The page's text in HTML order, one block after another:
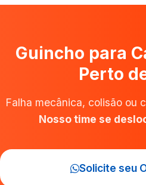
Guincho para
Perto
Falha mecânica, colisão ou
Nosso time se
Solicite seu